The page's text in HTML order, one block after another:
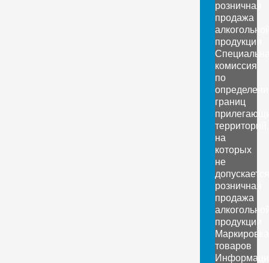
розничная
продажа
продукции
комиссия
по
границ
территорий,
на
которых
не
допускается
розничная
продажа
продукции
Маркировка
товаров